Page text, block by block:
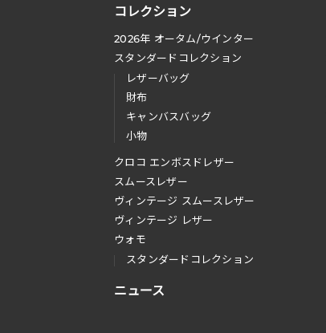
コレクション
2026年 オータム/ウインター
スタンダードコレクション
レザーバッグ
財布
キャンバスバッグ
小物
クロコ エンボスドレザー
スムースレザー
ヴィンテージ スムースレザー
ヴィンテージ レザー
ウォモ
スタンダードコレクション
ニュース